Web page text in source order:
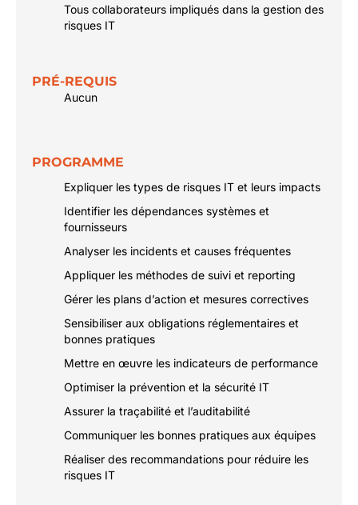
Tous collaborateurs impliqués dans la gestion des
risques IT
PRÉ-REQUIS
Aucun
PROGRAMME
Expliquer les types de risques IT et leurs impacts
Identifier les dépendances systèmes et
fournisseurs
Analyser les incidents et causes fréquentes
Appliquer les méthodes de suivi et reporting
Gérer les plans d’action et mesures correctives
Sensibiliser aux obligations réglementaires et
bonnes pratiques
Mettre en œuvre les indicateurs de performance
Optimiser la prévention et la sécurité IT
Assurer la traçabilité et l’auditabilité
Communiquer les bonnes pratiques aux équipes
Réaliser des recommandations pour réduire les
risques IT